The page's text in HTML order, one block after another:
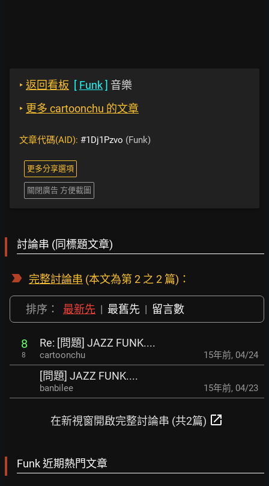
‣ 返回看板 [ Funk] 音樂
‣ 更多 cartoonchu 的文章
文章代碼(AID): #1Dj1Pzvo (Funk)
更多分享選項
關閉廣告 方便截圖
討論串 (同標題文章)
完整討論串 (本文為第 2 之 2 篇)：
排序： 最新先 | 最舊先 | 留言數
8
8
Re: [問題] JAZZ FUNK....
cartoonchu 15年前, 04/24
[問題] JAZZ FUNK....
banbilee 15年前, 04/23
在新視窗開啟完整討論串 (共2篇) open_in_new
Funk 近期熱門文章